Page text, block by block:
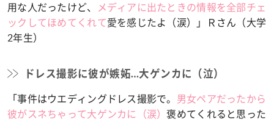
用な人だったけど、 メディアに出たときの情報を全部チェ
ックしてほめてくれて愛を感じたよ（涙）」Ｒさん（大学
2年生）
ドレス撮影に彼が嫉妬…大ゲンカに（泣）
「事件はウエディングドレス撮影で。 男女ペアだったから
彼がスネちゃって大ゲンカに（涙）褒めてくれると思った